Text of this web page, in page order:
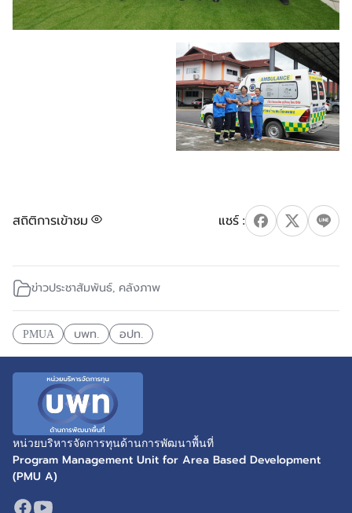
สถิติการเข้าชม
ข่าวประชาสัมพันธ์, คลังภาพ
PMUA บพท. อปท.
หน่วยบริหารจัดการทุนด้านการพัฒนาพื้นที่
Program Management Unit for Area Based Development
(PMU A)